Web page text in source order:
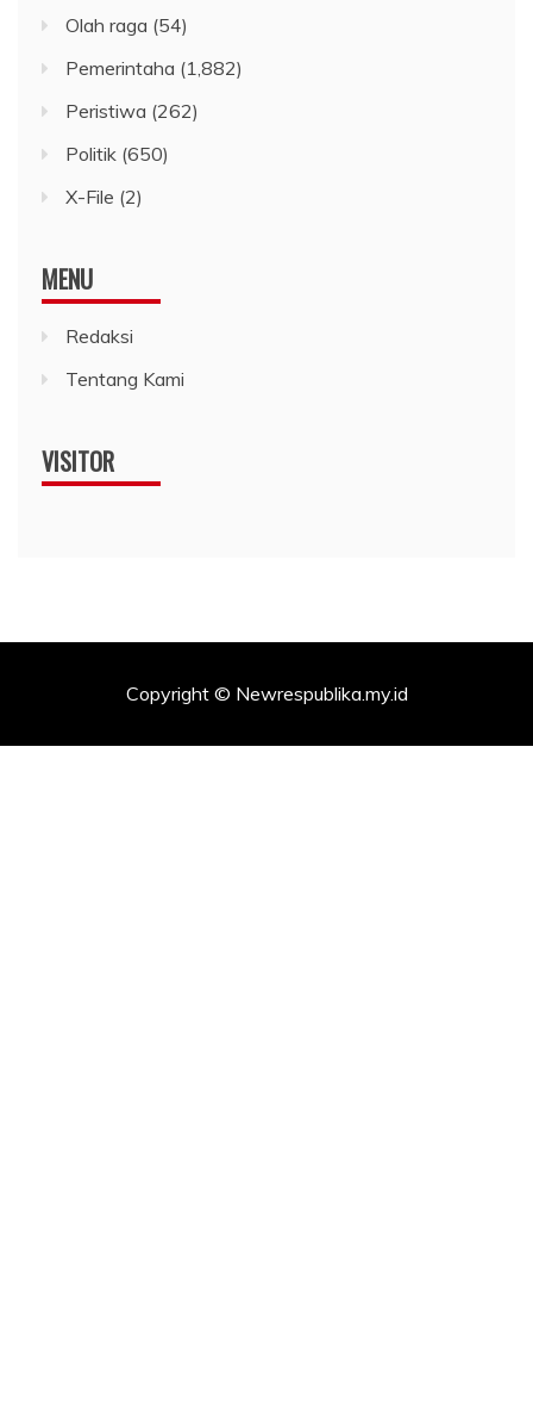
Olah raga (54)
Pemerintaha (1,882)
Peristiwa (262)
Politik (650)
X-File (2)
MENU
Redaksi
Tentang Kami
VISITOR
Copyright © Newrespublika.my.id